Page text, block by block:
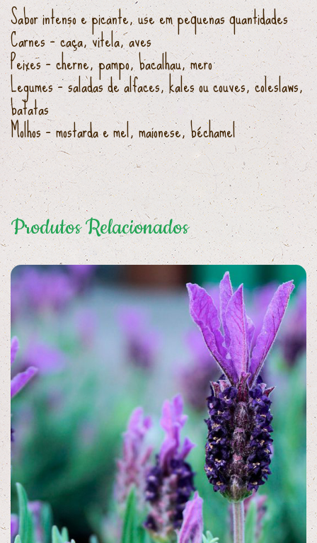
Sabor intenso e picante, use em pequenas quantidades
Carnes – caça, vitela, aves
Peixes – cherne, pampo, bacalhau, mero
Legumes – saladas de alfaces, kales ou couves, coleslaws,
batatas
Molhos – mostarda e mel, maionese, béchamel
Produtos Relacionados